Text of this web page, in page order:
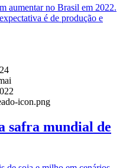
aumentar no Brasil em 2022.
é de produção e
24
safra mundial de